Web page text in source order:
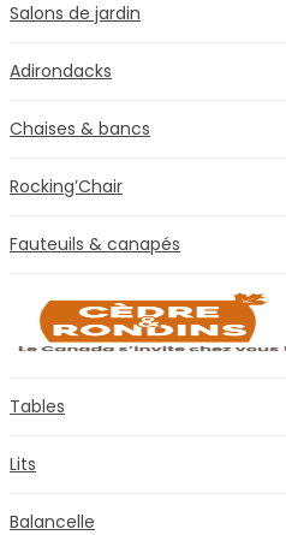
Salons de jardin
Adirondacks
Chaises & bancs
Rocking’Chair
Fauteuils & canapés
Tables
Lits
Balancelle